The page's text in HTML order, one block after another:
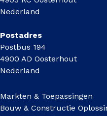
Nederland
Postadres
Postbus 194
4900 AD Oosterhout
Nederland
Markten & Toepassingen
Bouw & Constructie